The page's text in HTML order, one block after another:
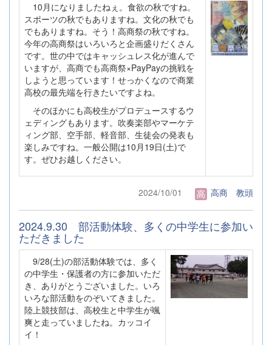
10月になりましたねぇ。食欲の秋ですね。
スポーツの秋でもありますね。文化の秋でも
でもありますね。そう！高商祭の秋ですね。
今年の高商祭はいろいろと企画盛りだくさん
です。世の中ではキャッシュレス化が進んで
いますが、高商でも高商祭×PayPayの挑戦を
しようと思っています！せっかくなので商業
高校の最先端を行きたいですよね。
そのほかにも高校生がプロデュースするウ
ェディングもあります。吹奏楽部やマーケテ
ィング部、空手部、軽音部、生徒会の発表も
楽しみですね。一般公開は10月19日(土)で
す。ぜひお越しください。
2024/10/01 高商 教頭
2024.9.30 部活動体験、多くの中学生に参加い
ただきました
9/28(土)の部活動体験では、多く
の中学生・保護者の方に参加いただ
き、ありがとうございました。いろ
いろな部活動をのぞいてきました。
陸上競技部は、高校生と中学生が颯
爽と走っていましたね。カッコイ
イ！